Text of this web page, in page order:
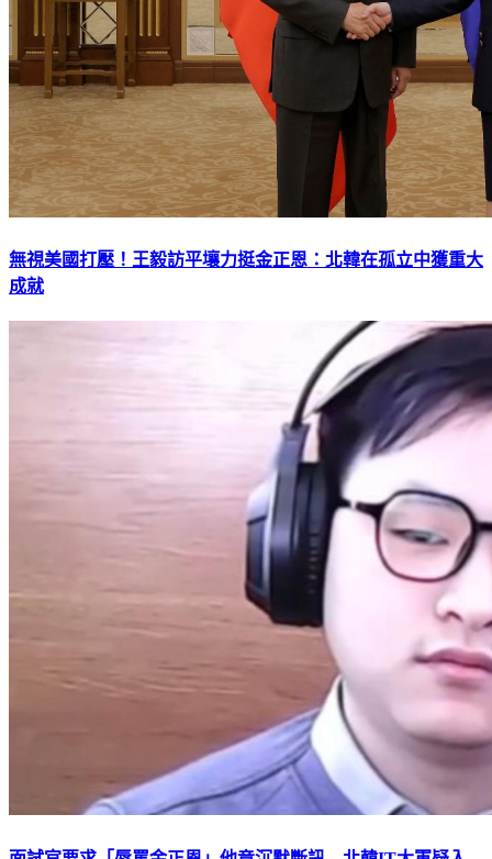
無視美國打壓！王毅訪平壤力挺金正恩：北韓在孤立中獲重大
成就